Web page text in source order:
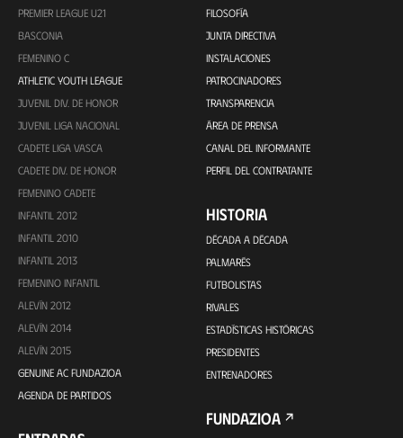
PREMIER LEAGUE U21
BASCONIA
FEMENINO C
ATHLETIC YOUTH LEAGUE
JUVENIL DIV. DE HONOR
JUVENIL LIGA NACIONAL
CADETE LIGA VASCA
CADETE DIV. DE HONOR
FEMENINO CADETE
INFANTIL 2012
INFANTIL 2010
INFANTIL 2013
FEMENINO INFANTIL
ALEVÍN 2012
ALEVÍN 2014
ALEVÍN 2015
GENUINE AC FUNDAZIOA
AGENDA DE PARTIDOS
FILOSOFÍA
JUNTA DIRECTIVA
INSTALACIONES
PATROCINADORES
TRANSPARENCIA
ÁREA DE PRENSA
CANAL DEL INFORMANTE
PERFIL DEL CONTRATANTE
HISTORIA
DÉCADA A DÉCADA
PALMARÉS
FUTBOLISTAS
RIVALES
ESTADÍSTICAS HISTÓRICAS
PRESIDENTES
ENTRENADORES
FUNDAZIOA